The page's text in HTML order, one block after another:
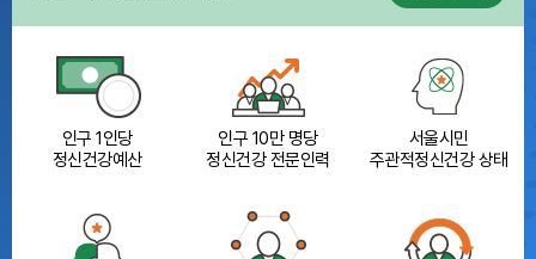
인구 1인당
정신건강예산
인구 10만 명당
정신건강 전문인력
서울시민
주관적정신건강 상태